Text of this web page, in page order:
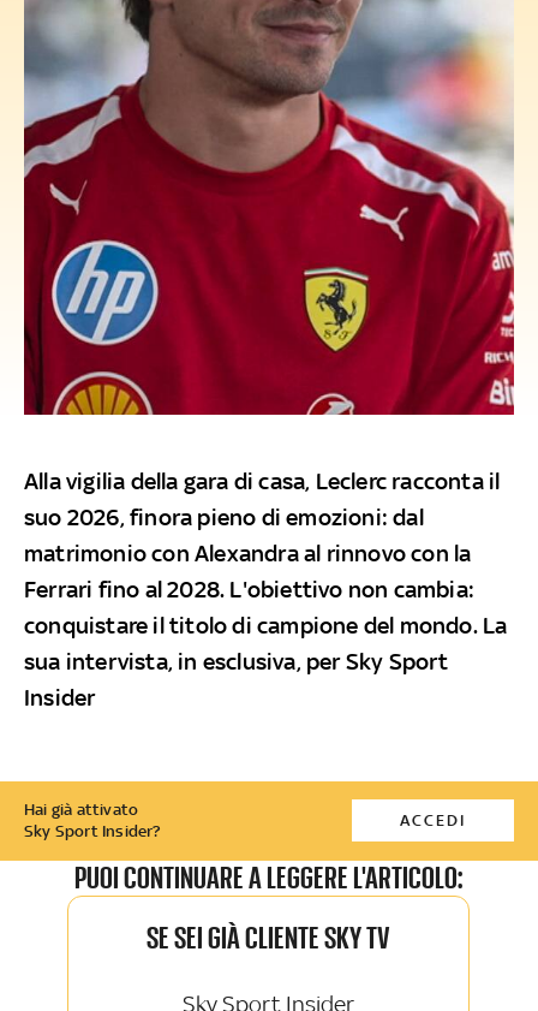
Alla vigilia della gara di casa, Leclerc racconta il
suo 2026, finora pieno di emozioni: dal
matrimonio con Alexandra al rinnovo con la
Ferrari fino al 2028. L'obiettivo non cambia:
conquistare il titolo di campione del mondo. La
sua intervista, in esclusiva, per Sky Sport
Insider
Hai già attivato
Sky Sport Insider?
ACCEDI
PUOI CONTINUARE A LEGGERE L'ARTICOLO:
SE SEI GIÀ CLIENTE SKY TV
Sky Sport Insider